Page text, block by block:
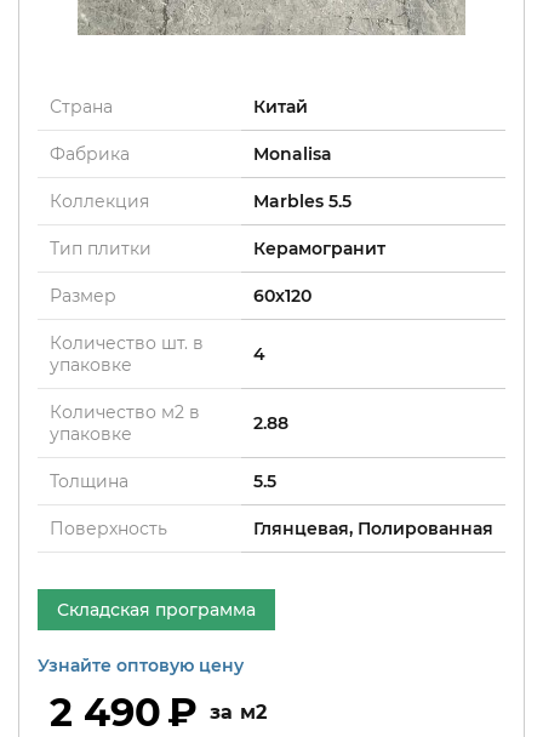
Страна Китай
Фабрика Monalisa
Коллекция Marbles 5.5
Тип плитки Керамогранит
Размер 60x120
Количество шт. в
упаковке
4
Количество м2 в
упаковке
2.88
Толщина 5.5
Поверхность Глянцевая, Полированная
Складская программа
Узнайте оптовую цену
2 490 м2